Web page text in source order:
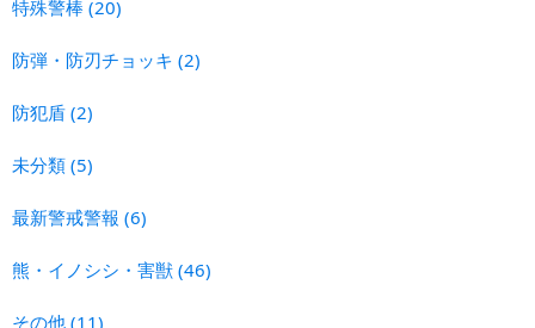
特殊警棒 (20)
防弾・防刃チョッキ (2)
防犯盾 (2)
未分類 (5)
最新警戒警報 (6)
熊・イノシシ・害獣 (46)
その他 (11)